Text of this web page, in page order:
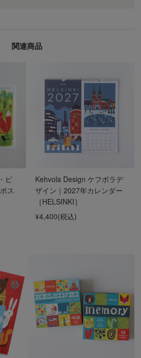
関連商品
ピ
ス
Kehvola Design ケフボラデ
ザイン｜2027年カレンダー
［HELSINKI］
¥4,400(税込)